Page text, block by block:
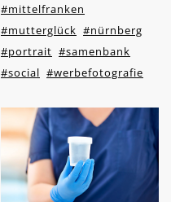
#mittelfranken
#mutterglück #nürnberg
#portrait #samenbank
#social #werbefotografie